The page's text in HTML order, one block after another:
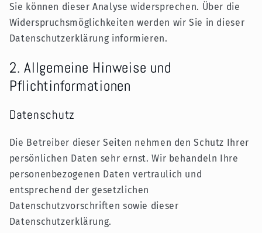
Sie können dieser Analyse widersprechen. Über die
Widerspruchsmöglichkeiten werden wir Sie in dieser
Datenschutzerklärung informieren.
2. Allgemeine Hinweise und
Pflichtinformationen
Datenschutz
Die Betreiber dieser Seiten nehmen den Schutz Ihrer
persönlichen Daten sehr ernst. Wir behandeln Ihre
personenbezogenen Daten vertraulich und
entsprechend der gesetzlichen
Datenschutzvorschriften sowie dieser
Datenschutzerklärung.